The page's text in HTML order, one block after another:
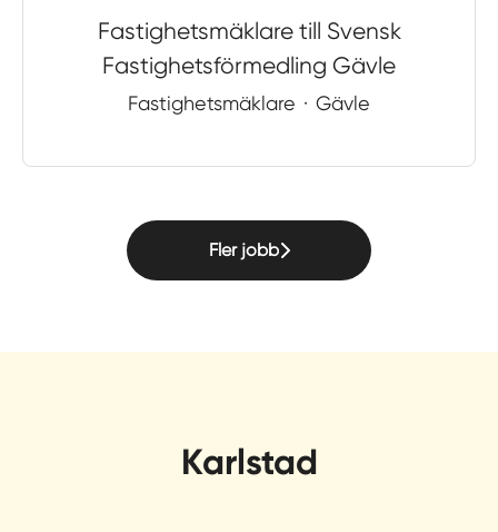
Fastighetsmäklare till Svensk
Fastighetsförmedling Gävle
Fastighetsmäklare · Gävle
Fler jobb
Karlstad